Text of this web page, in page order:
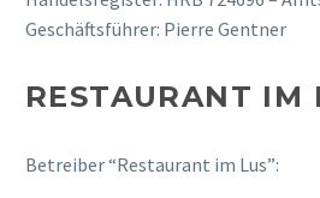
Geschäftsführer: Pierre Gentner
RESTAURANT IM
Betreiber “Restaurant im Lus”: